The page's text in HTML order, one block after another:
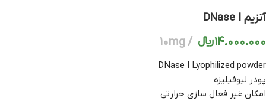
آنزیم DNase I
14،000،000﷼ 10mg
DNase I Lyophilized powder
پودر لیوفیلیزه
امکان غیر فعال سازی حرارتی